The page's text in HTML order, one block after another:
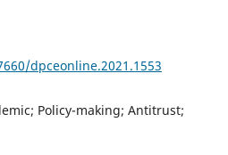
dpceonline.2021.1553
Policy-making; Antitrust;